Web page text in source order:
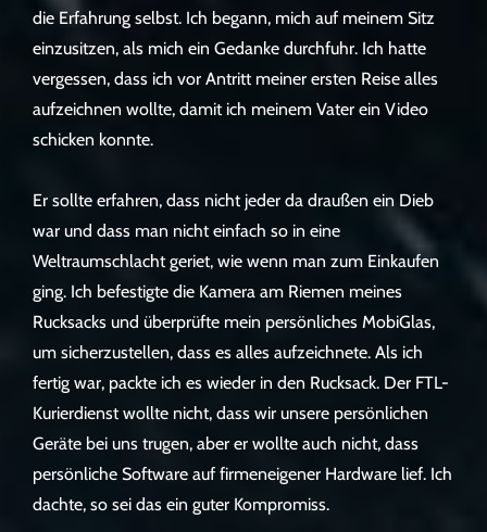
die Erfahrung selbst. Ich begann, mich auf meinem Sitz
einzusitzen, als mich ein Gedanke durchfuhr. Ich hatte
vergessen, dass ich vor Antritt meiner ersten Reise alles
aufzeichnen wollte, damit ich meinem Vater ein Video
schicken konnte.
Er sollte erfahren, dass nicht jeder da draußen ein Dieb
war und dass man nicht einfach so in eine
Weltraumschlacht geriet, wie wenn man zum Einkaufen
ging. Ich befestigte die Kamera am Riemen meines
Rucksacks und überprüfte mein persönliches MobiGlas,
um sicherzustellen, dass es alles aufzeichnete. Als ich
fertig war, packte ich es wieder in den Rucksack. Der FTL-
Kurierdienst wollte nicht, dass wir unsere persönlichen
Geräte bei uns trugen, aber er wollte auch nicht, dass
persönliche Software auf firmeneigener Hardware lief. Ich
dachte, so sei das ein guter Kompromiss.